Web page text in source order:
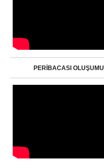
PERİBACASI OLUŞUMU